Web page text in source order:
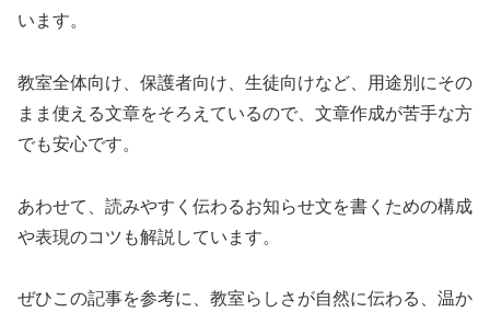
います。
教室全体向け、保護者向け、生徒向けなど、用途別にその
まま使える文章をそろえているので、文章作成が苦手な方
でも安心です。
あわせて、読みやすく伝わるお知らせ文を書くための構成
や表現のコツも解説しています。
ぜひこの記事を参考に、教室らしさが自然に伝わる、温か